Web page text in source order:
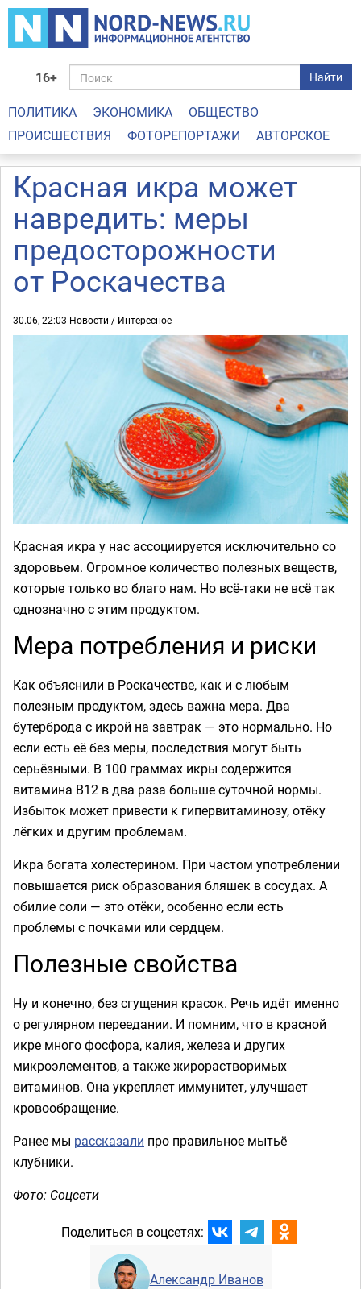
16+ Найти
ПОЛИТИКА ЭКОНОМИКА
ОБЩЕСТВО
ПРОИСШЕСТВИЯ
ФОТОРЕПОРТАЖИ АВТОРСКОЕ
Красная икра может
навредить: меры
предосторожности
от Роскачества
30.06, 22:03 Новости / Интересное
Красная икра у нас ассоциируется исключительно со
здоровьем. Огромное количество полезных веществ,
которые только во благо нам. Но всё-таки не всё так
однозначно с этим продуктом.
Мера потребления и риски
Как объяснили в Роскачестве, как и с любым
полезным продуктом, здесь важна мера. Два
бутерброда с икрой на завтрак — это нормально. Но
если есть её без меры, последствия могут быть
серьёзными. В 100 граммах икры содержится
витамина В12 в два раза больше суточной нормы.
Избыток может привести к гипервитаминозу, отёку
лёгких и другим проблемам.
Икра богата холестерином. При частом употреблении
повышается риск образования бляшек в сосудах. А
обилие соли — это отёки, особенно если есть
проблемы с почками или сердцем.
Полезные свойства
Ну и конечно, без сгущения красок. Речь идёт именно
о регулярном переедании. И помним, что в красной
икре много фосфора, калия, железа и других
микроэлементов, а также жирорастворимых
витаминов. Она укрепляет иммунитет, улучшает
кровообращение.
Ранее мы рассказали про правильное мытьё
клубники.
Фото: Соцсети
Поделиться в соцсетях:
Александр Иванов